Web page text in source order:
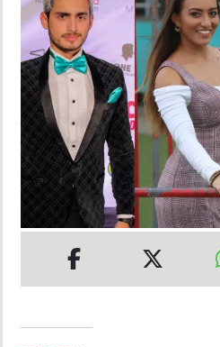
DEPORTES
MUNDO
INSÓLITAS
MULTIMEDIA
IMPRESO